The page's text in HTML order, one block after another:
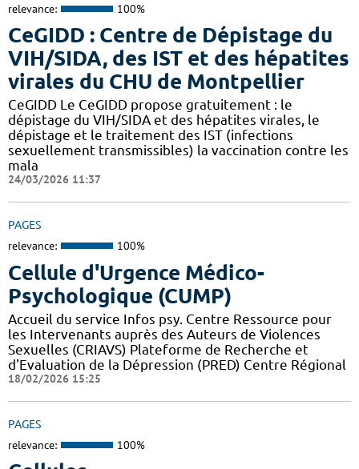
relevance: 100%
CeGIDD : Centre de Dépistage du
VIH/SIDA, des IST et des hépatites
virales du CHU de Montpellier
CeGIDD Le CeGIDD propose gratuitement : le
dépistage du VIH/SIDA et des hépatites virales, le
dépistage et le traitement des IST (infections
sexuellement transmissibles) la vaccination contre les
mala
24/03/2026 11:37
PAGES
relevance: 100%
Cellule d'Urgence Médico-
Psychologique (CUMP)
Accueil du service Infos psy. Centre Ressource pour
les Intervenants auprès des Auteurs de Violences
Sexuelles (CRIAVS) Plateforme de Recherche et
d'Evaluation de la Dépression (PRED) Centre Régional
18/02/2026 15:25
PAGES
relevance: 100%